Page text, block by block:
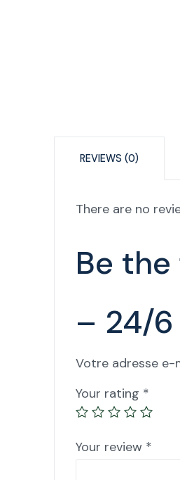
REVIEWS (0)
There are no
Be
– 24/
Votre adresse e-
Your rating *
Your review *